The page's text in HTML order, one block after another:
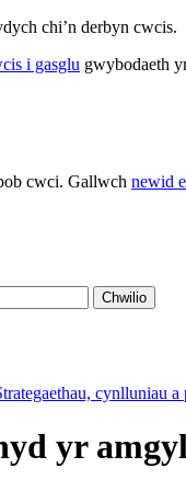
chi’n derbyn cwcis.
i gasglu gwybodaeth
cwci. Gallwch newid
Chwilio
cynlluniau a
yr